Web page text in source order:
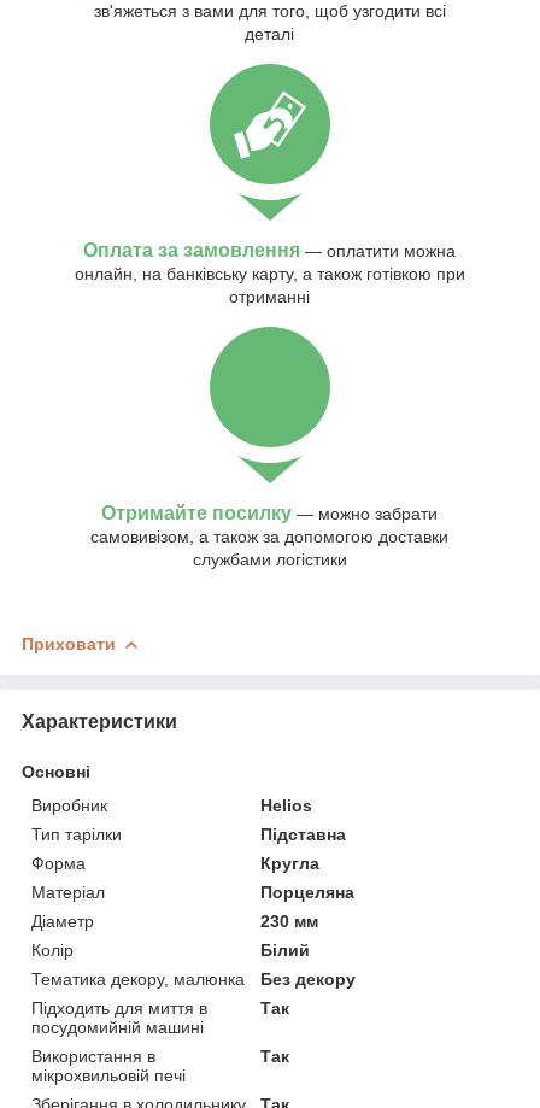
зв'яжеться з вами для того, щоб узгодити всі
деталі
Оплата за замовлення — оплатити можна
онлайн, на банківську карту, а також готівкою при
отриманні
Отримайте посилку — можно забрати
самовивізом, а також за допомогою доставки
службами логістики
Приховати
Характеристики
Основні
Виробник
Helios
Тип тарілки
Підставна
Форма
Кругла
Матеріал
Порцеляна
Діаметр
230 мм
Колір
Білий
Тематика декору, малюнка
Без декору
Підходить для миття в
посудомийній машині
Так
Використання в
мікрохвильовій печі
Так
Зберігання в холодильнику Так